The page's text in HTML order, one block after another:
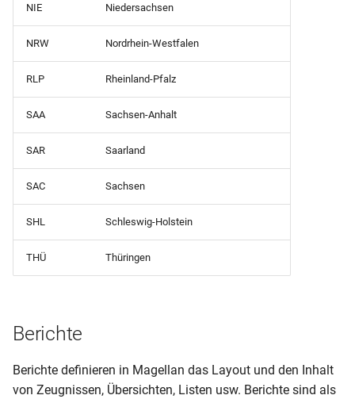
Laufbahn)
Vorbildung und
Herkunftsschule)
NIE Niedersachsen
NRW Nordrhein-Westfalen
RLP Rheinland-Pfalz
SAA Sachsen-Anhalt
SAR Saarland
SAC Sachsen
SHL Schleswig-Holstein
THÜ Thüringen
Berichte
Berichte definieren in Magellan das Layout und den Inhalt
von Zeugnissen, Übersichten, Listen usw. Berichte sind als